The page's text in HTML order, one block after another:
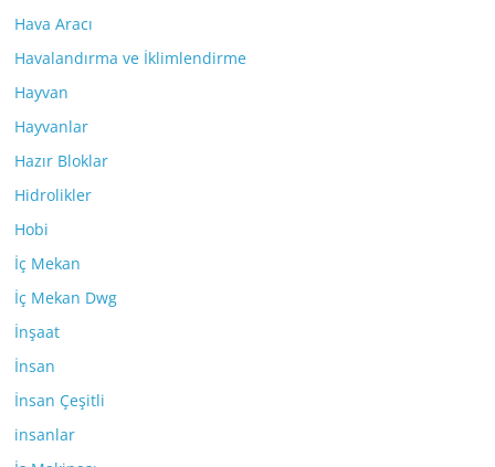
Hava Aracı
Havalandırma ve İklimlendirme
Hayvan
Hayvanlar
Hazır Bloklar
Hidrolikler
Hobi
İç Mekan
İç Mekan Dwg
İnşaat
İnsan
İnsan Çeşitli
insanlar